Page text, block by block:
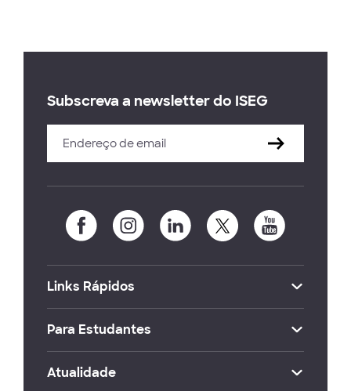
Subscreva a newsletter do ISEG
Links Rápidos
Para Estudantes
Atualidade